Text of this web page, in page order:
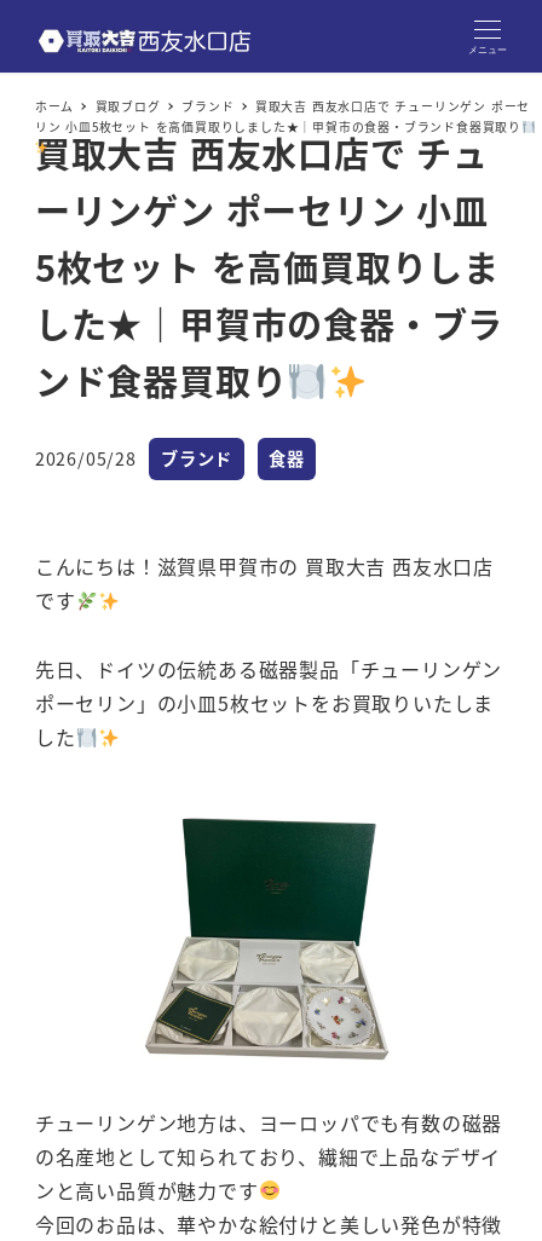
メニュー
ホーム 買取ブログ ブランド
買取大吉 西友水口店で チューリンゲン ポーセ
リン 小皿5枚セット を高価買取りしました★｜甲賀市の食器・ブランド食器買取り
買取大吉 西友水口店で チュ
ーリンゲン ポーセリン 小皿
5枚セット を高価買取りしま
した★｜甲賀市の食器・ブラ
ンド食器買取り
投稿日
2026/05/28 カテゴリー
ブランド カテゴリー
食器
こんにちは！滋賀県甲賀市の 買取大吉 西友水口店
です
先日、ドイツの伝統ある磁器製品「チューリンゲン
ポーセリン」の小皿5枚セットをお買取りいたしま
した
チューリンゲン地方は、ヨーロッパでも有数の磁器
の名産地として知られており、繊細で上品なデザイ
ンと高い品質が魅力です
今回のお品は、華やかな絵付けと美しい発色が特徴